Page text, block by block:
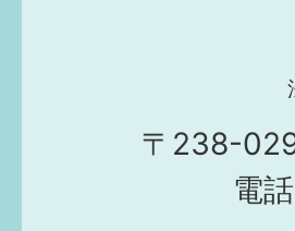
〒238-
電